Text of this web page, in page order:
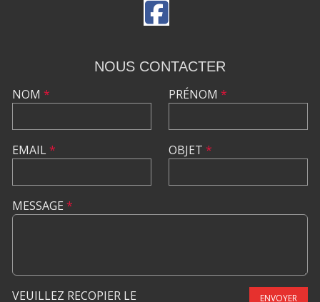
NOUS CONTACTER
NOM *
EMAIL*
PRÉNOM *
OBJET *
MESSAGE *
VEUILLEZ RECOPIER LE ENVOYER